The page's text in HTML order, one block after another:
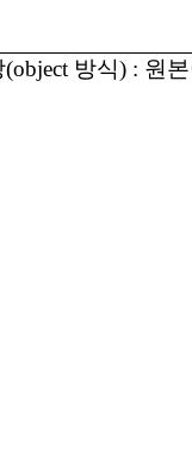
방식) : 원